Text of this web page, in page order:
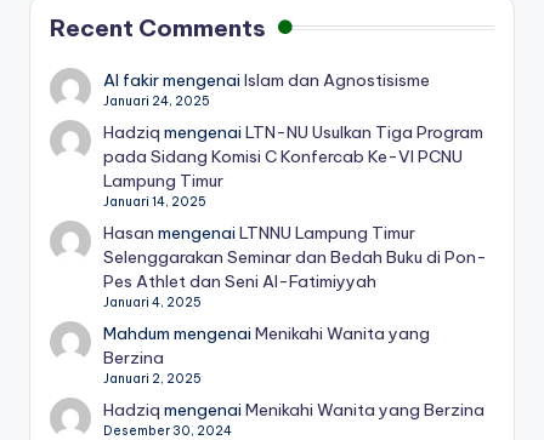
Recent Comments
Al fakirmengenaiIslam dan Agnostisisme
Januari 24, 2025
Hadziq mengenaiLTN-NU Usulkan Tiga Program
pada Sidang Komisi C Konfercab Ke-VI PCNU
Lampung Timur
Januari 14, 2025
Hasan mengenaiLTNNU Lampung Timur
Selenggarakan Seminar dan Bedah Buku di Pon-
Pes Athlet dan Seni Al-Fatimiyyah
Januari 4, 2025
Mahdum mengenaiMenikahi Wanita yang
Berzina
Januari 2, 2025
Hadziq mengenaiMenikahi Wanita yang Berzina
Desember 30, 2024